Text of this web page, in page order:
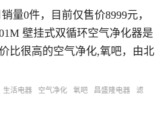
量0件，目前仅售价8999元，
壁挂式双循环空气净化器是
比很高的空气净化,氧吧，由北
生活电器 空气净化 氧吧 昌盛隆电器
滤